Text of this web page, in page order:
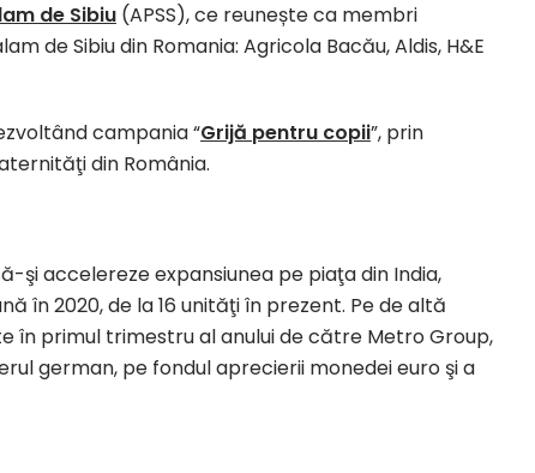
de Sibiu (APSS), ce reunește ca membri
de Sibiu din Romania: Agricola Bacău, Aldis, H&E
campania “Grijă pentru copii”, prin
din România.
şi accelereze expansiunea pe piaţa din India,
în 2020, de la 16 unităţi în prezent. Pe de altă
primul trimestru al anului de către Metro Group,
german, pe fondul aprecierii monedei euro şi a